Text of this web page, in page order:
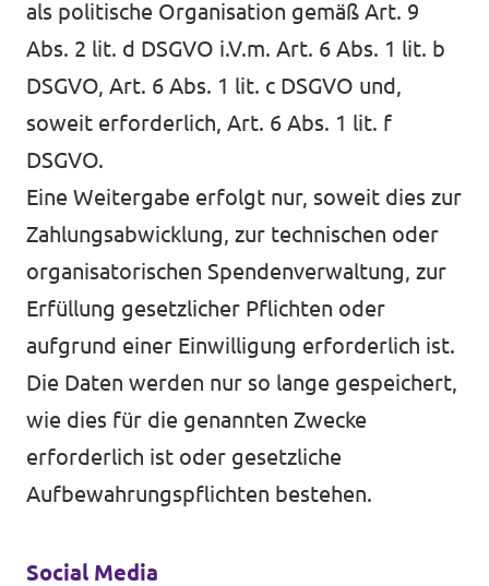
als politische Organisation gemäß Art. 9
Abs. 2 lit. d DSGVO i.V.m. Art. 6 Abs. 1 lit. b
DSGVO, Art. 6 Abs. 1 lit. c DSGVO und,
soweit erforderlich, Art. 6 Abs. 1 lit. f
DSGVO.
Eine Weitergabe erfolgt nur, soweit dies zur
Zahlungsabwicklung, zur technischen oder
organisatorischen Spendenverwaltung, zur
Erfüllung gesetzlicher Pflichten oder
aufgrund einer Einwilligung erforderlich ist.
Die Daten werden nur so lange gespeichert,
wie dies für die genannten Zwecke
erforderlich ist oder gesetzliche
Aufbewahrungspflichten bestehen.
Social Media